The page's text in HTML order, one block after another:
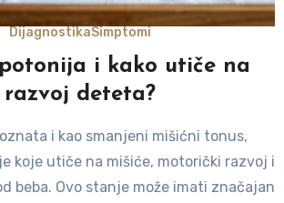
DijagnostikaSimptomi
i kako utiče na
razvoj deteta?
koje utiče na mišiće, motorički razvoj i
beba. Ovo stanje može imati značajan